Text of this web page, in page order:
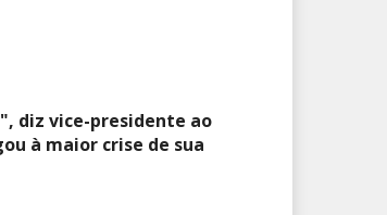
diz vice-presidente ao
à maior crise de sua